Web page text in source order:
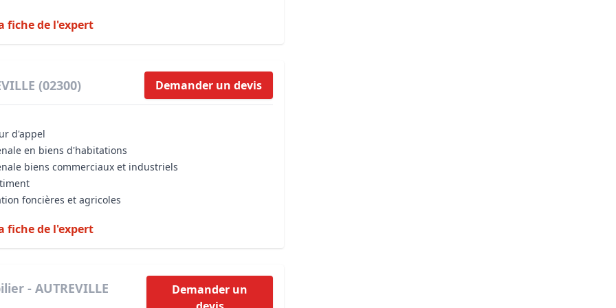
fiche de l'expert
(02300) Demander un devis
d'appel
en biens d'habitations
biens commerciaux et industriels
foncières et agricoles
fiche de l'expert
- AUTREVILLE
Demander un